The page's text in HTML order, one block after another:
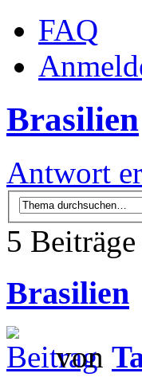
FAQ
Brasilien
Antwort
5 Beiträge
Brasilien
von